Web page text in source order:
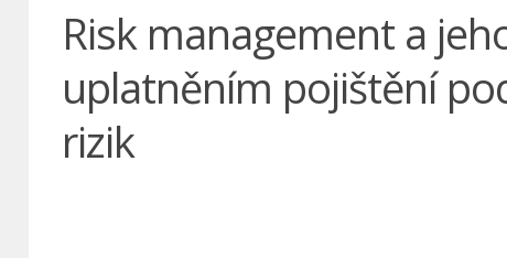
Risk management a
uplatněním pojištění
rizik